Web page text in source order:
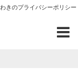
きのプライバシーポリシー